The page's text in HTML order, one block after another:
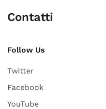
Contatti
Follow Us
Twitter
Facebook
YouTube